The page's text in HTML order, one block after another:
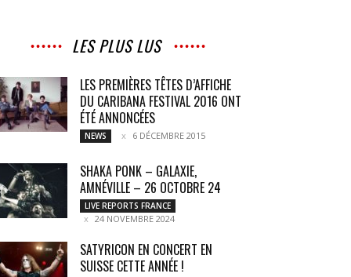
LES PLUS LUS
LES PREMIÈRES TÊTES D’AFFICHE
DU CARIBANA FESTIVAL 2016 ONT
ÉTÉ ANNONCÉES
NEWS 6 DÉCEMBRE 2015
SHAKA PONK – GALAXIE,
AMNÉVILLE – 26 OCTOBRE 24
LIVE REPORTS FRANCE
24 NOVEMBRE 2024
SATYRICON EN CONCERT EN
SUISSE CETTE ANNÉE !